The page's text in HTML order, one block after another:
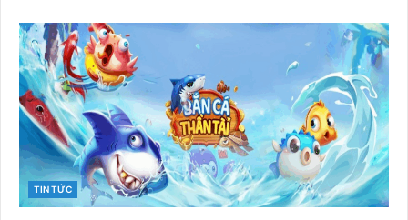
CATEGORIES
TIN TỨC